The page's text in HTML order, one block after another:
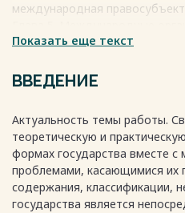
международная
Заключение 21
Показать еще текст
ВВЕДЕНИЕ
Актуальность темы работы.
теоретическую и
формах государства вместе с
проблемами, касающимися их
содержания, классификации,
государства является